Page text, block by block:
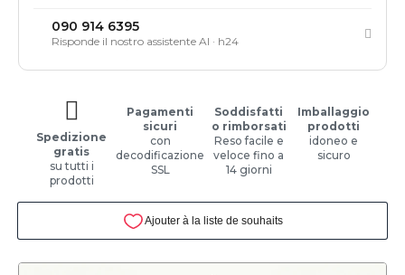
090 914 6395
Risponde il nostro assistente AI · h24
Spedizione
gratis
su tutti i
prodotti
Pagamenti
sicuri
con
decodificazione
SSL
Soddisfatti
o rimborsati
Reso facile e
veloce fino a
14 giorni
Imballaggio
prodotti
idoneo e
sicuro